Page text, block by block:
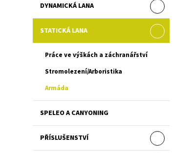
DYNAMICKÁ LANA
STATICKÁ LANA
Práce ve výškách a záchranářství
Stromolezení/Arboristika
Armáda
SPELEO A CANYONING
PŘÍSLUŠENSTVÍ